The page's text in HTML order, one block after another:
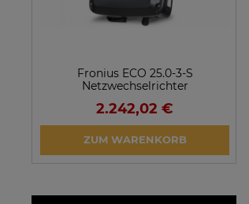
Fronius ECO 25.0-3-S
Netzwechselrichter
2.242,02 €
ZUM WARENKORB